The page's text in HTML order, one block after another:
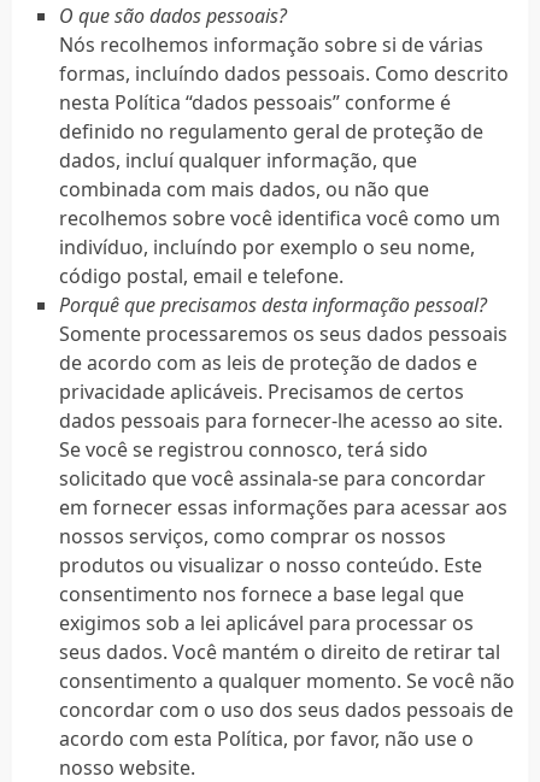
O que são dados pessoais?
Nós recolhemos informação sobre si de várias
formas, incluíndo dados pessoais. Como descrito
nesta Política “dados pessoais” conforme é
definido no regulamento geral de proteção de
dados, incluí qualquer informação, que
combinada com mais dados, ou não que
recolhemos sobre você identifica você como um
indivíduo, incluíndo por exemplo o seu nome,
código postal, email e telefone.
Porquê que precisamos desta informação pessoal?
Somente processaremos os seus dados pessoais
de acordo com as leis de proteção de dados e
privacidade aplicáveis. Precisamos de certos
dados pessoais para fornecer-lhe acesso ao site.
Se você se registrou connosco, terá sido
solicitado que você assinala-se para concordar
em fornecer essas informações para acessar aos
nossos serviços, como comprar os nossos
produtos ou visualizar o nosso conteúdo. Este
consentimento nos fornece a base legal que
exigimos sob a lei aplicável para processar os
seus dados. Você mantém o direito de retirar tal
consentimento a qualquer momento. Se você não
concordar com o uso dos seus dados pessoais de
acordo com esta Política, por favor, não use o
nosso website.